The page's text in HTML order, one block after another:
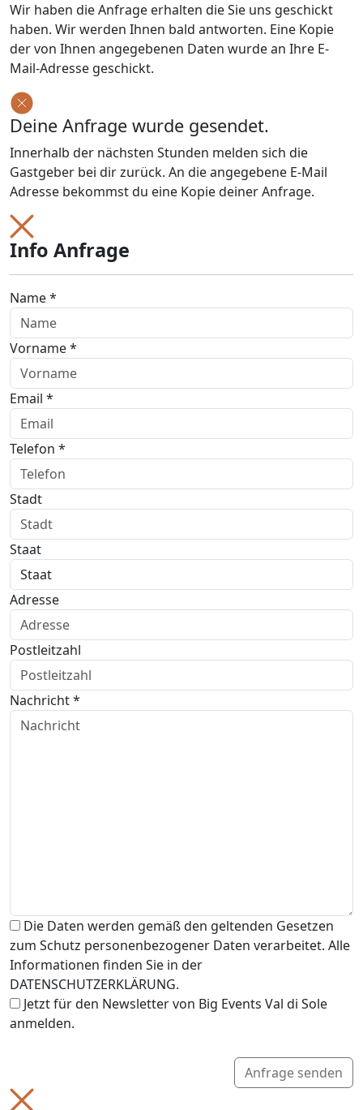
Wir haben die Anfrage erhalten die Sie uns geschickt
haben. Wir werden Ihnen bald antworten. Eine Kopie
der von Ihnen angegebenen Daten wurde an Ihre E-
Mail-Adresse geschickt.
Deine Anfrage wurde gesendet.
Innerhalb der nächsten Stunden melden sich die
Gastgeber bei dir zurück. An die angegebene E-Mail
Adresse bekommst du eine Kopie deiner Anfrage.
Info Anfrage
Name *
Vorname *
Email *
Telefon *
Stadt
Staat
Adresse
Postleitzahl
Nachricht *
Die Daten werden gemäß den geltenden Gesetzen
zum Schutz personenbezogener Daten verarbeitet. Alle
Informationen finden Sie in der
DATENSCHUTZERKLÄRUNG.
Jetzt für den Newsletter von Big Events Val di Sole
anmelden.
Anfrage senden